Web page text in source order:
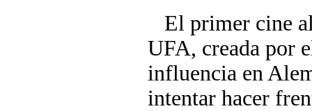
El primer cine
UFA, creada por
influencia en
intentar hacer